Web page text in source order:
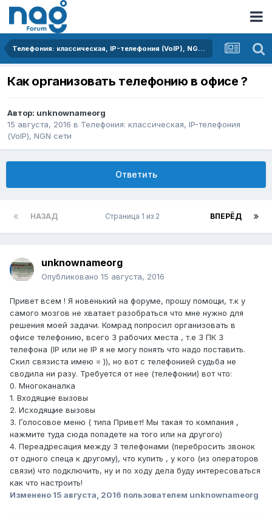
Телефония: классическая, IP-телефония (VoIP), NGN сети
Как организовать телефонию в офисе ?
Автор: unknownameorg
15 августа, 2016 в Телефония: классическая, IP-телефония
(VoIP), NGN сети
Ответить
НАЗАД ВПЕРЁД
Страница 1 из 2
unknownameorg
Опубликовано 15 августа, 2016
Привет всем ! Я новенький на форуме, прошу помощи, т.к у
самого мозгов не хватает разобраться что мне нужно для
решения моей задачи. Комрад попросил организовать в
офисе телефонию, всего 3 рабочих места , т.е 3 ПК 3
телефона (IP или не IP я не могу понять что надо поставить.
Скил связиста имею = )), но вот с телефонией судьба не
сводила ни разу. Требуется от нее (телефонии) вот что:
0. Многоканалка
1. Входящие вызовы
2. Исходящие вызовы
3. Голосовое меню ( типа Привет! Мы такая то компания ,
нажмите туда сюда попадете на того или на другого)
4. Переадресация между 3 телефонами (перебросить звонок
от одного спеца к другому), что купить , у кого (из операторов
связи) что подключить, ну и по ходу дела буду интересоваться
как что настроить!
Изменено 15 августа, 2016 пользователем unknownameorg